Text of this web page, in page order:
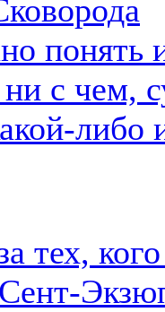
понять
ни с чем,
либо
тех,